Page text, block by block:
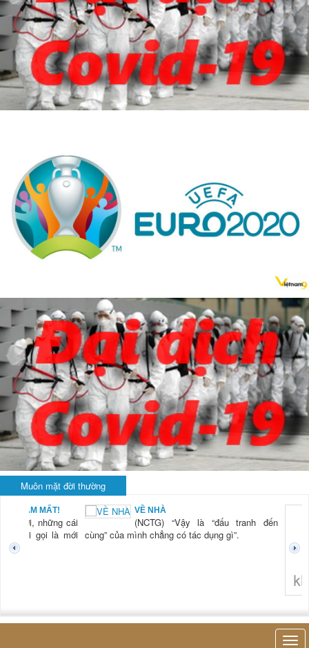
Muôn mặt đời thường
NAM MẤT!
“Xời, những cái
mới gọi là mới
VỀ NHÀ
(NCTG) “Vậy là “đấu tranh đến
cùng” của mình chẳng có tác dụng gì”.